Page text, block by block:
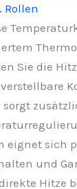
Sie die
sorgt
eignet sich
und
Hitze